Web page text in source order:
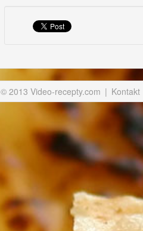
© 2013 Video-recepty.com | Kontakt